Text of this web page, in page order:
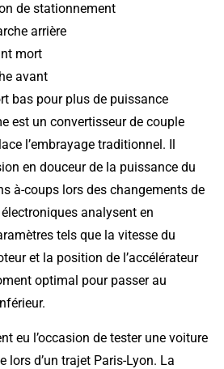
de stationnement
arrière
mort
avant
bas pour plus de puissance
est un convertisseur de couple
l’embrayage traditionnel. Il
en douceur de la puissance du
à-coups lors des changements de
analysent en
tels que la vitesse du
et la position de l’accélérateur
optimal pour passer au
eu l’occasion de tester une voiture
lors d’un trajet Paris-Lyon. La